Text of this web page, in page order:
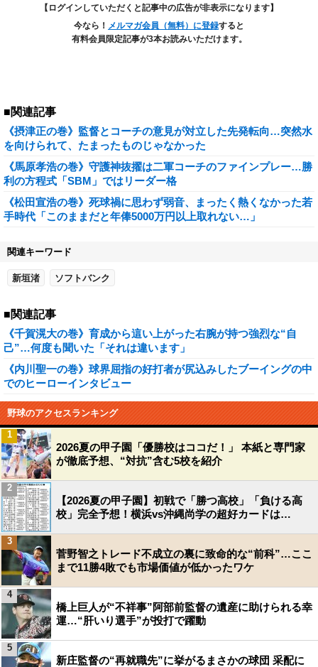
【ログインしていただくと記事中の広告が非表示になります】
今なら！ メルマガ会員（無料）に登録すると
有料会員限定記事が3本お読みいただけます。
■関連記事
《摂津正の巻》監督とコーチの意見が対立した先発転向…突然水
を向けられて、たまったものじゃなかった
《馬原孝浩の巻》守護神抜擢は二軍コーチのファインプレー…勝
利の方程式「SBM」ではリーダー格
《松田宣浩の巻》死球禍に思わず弱音、まったく熱くなかった若
手時代「このままだと年俸5000万円以上取れない…」
関連キーワード
新垣渚 ソフトバンク
■関連記事
《千賀滉大の巻》育成から這い上がった右腕が持つ強烈な“自
己”…何度も聞いた「それは違います」
《内川聖一の巻》球界屈指の好打者が尻込みしたブーイングの中
でのヒーローインタビュー
野球のアクセスランキング
2026夏の甲子園「優勝校はココだ！」 本紙と専門家
が徹底予想、“対抗”含む5校を紹介
1
【2026夏の甲子園】初戦で「勝つ高校」「負ける高
校」完全予想！横浜vs沖縄尚学の超好カードは…
2
菅野智之トレード不成立の裏に致命的な“前科”…ここ
まで11勝4敗でも市場価値が低かったワケ
3
橋上巨人が“不祥事”阿部前監督の遺産に助けられる幸
運…“肝いり選手”が投打で躍動
4
新庄監督の“再就職先”に挙がるまさかの球団 采配に
5